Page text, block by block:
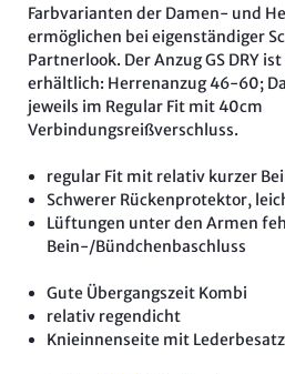
Farbvarianten der Damen- und
ermöglichen bei eigenständiger
Partnerlook. Der Anzug GS DRY
erhältlich: Herrenanzug 46-60;
jeweils im Regular Fit mit 40cm
Verbindungsreißverschluss.
regular Fit mit relativ kurzer
Schwerer Rückenprotektor,
Lüftungen unter den Armen
Bein-/Bündchenbaschluss
Gute Übergangszeit Kombi
relativ regendicht
Knieinnenseite mit Lederbesatz